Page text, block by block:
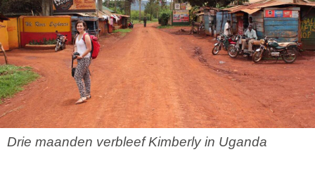
Drie maanden verbleef Kimberly in Uganda